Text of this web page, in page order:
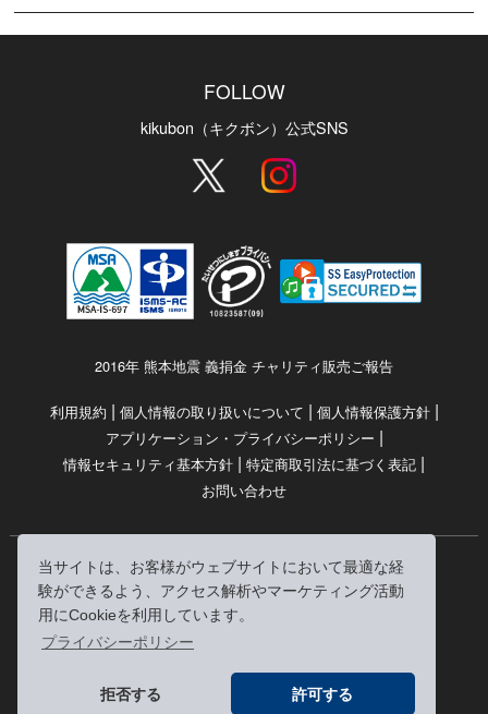
当サイトは、お客様がウェブサイトにおいて最適な経
験ができるよう、アクセス解析やマーケティング活動
用にCookieを利用しています。
プライバシーポリシー
拒否する 許可する
FOLLOW
kikubon（キクボン）公式SNS
2016年 熊本地震 義捐金 チャリティ販売ご報告
利用規約 | 個人情報の取り扱いについて | 個人情報保護方針|
アプリケーション・プライバシーポリシー |
情報セキュリティ基本方針 | 特定商取引法に基づく表記 |
お問い合わせ
© RRJ Inc.
（kikubon/キクボン/きく本/きくほん/キクホン）は
株式会社RRJの登録商標です。